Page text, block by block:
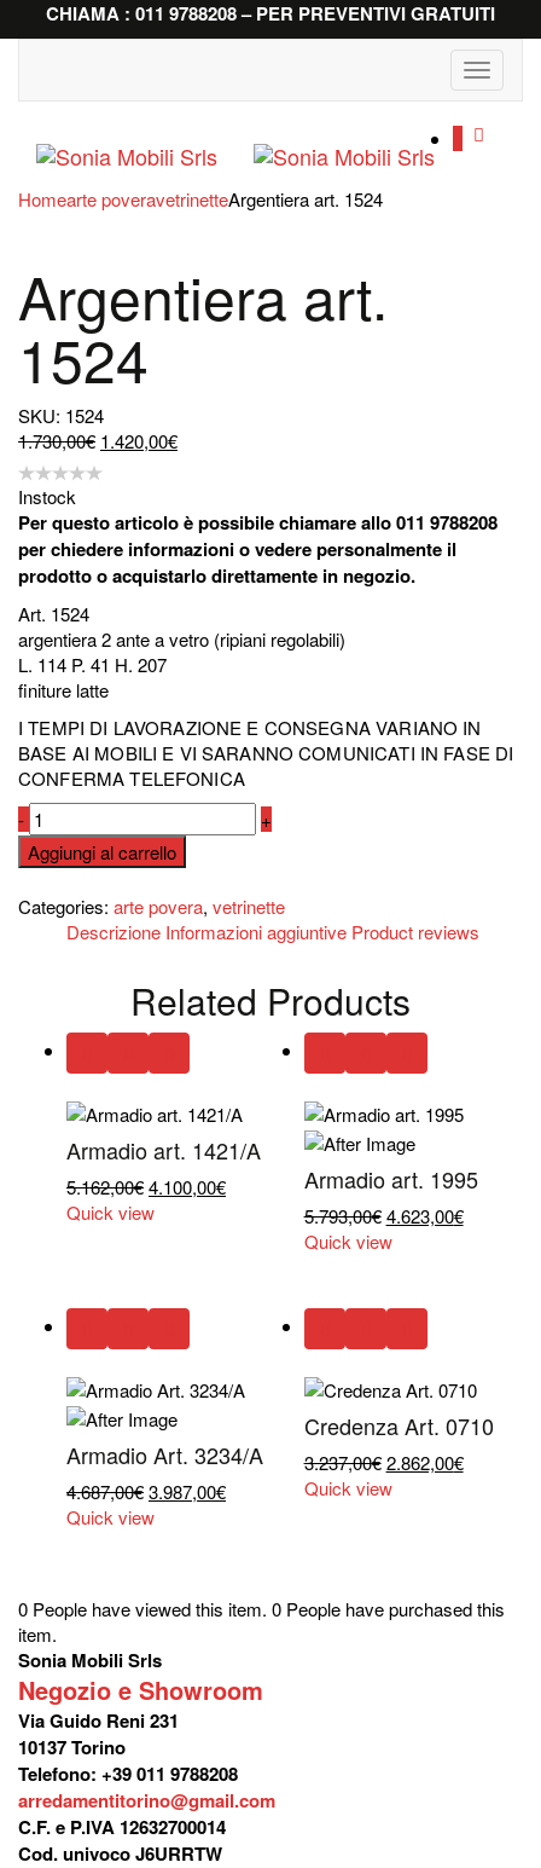
CHIAMA : 011 9788208 – PER PREVENTIVI GRATUITI
Toggle
Homearte poveravetrinetteArgentiera art. 1524
Argentiera art.
1524
SKU: 1524
1.730,00€ Il
prezzo
era:
1.730,00€.
1.420,00€Il
è:
1.420,00€.
Instock
Per questo articolo è possibile chiamare allo 011 9788208
per chiedere informazioni o vedere personalmente il
prodotto o acquistarlo direttamente in negozio.
Art. 1524
argentiera 2 ante a vetro (ripiani regolabili)
L. 114 P. 41 H. 207
finiture latte
I TEMPI DI LAVORAZIONE E CONSEGNA VARIANO IN
BASE AI MOBILI E VI SARANNO COMUNICATI IN FASE DI
CONFERMA TELEFONICA
-Argentiera
art.
1524
+
Aggiungi al carrello
Categories: arte povera, vetrinette
Descrizione Informazioni aggiuntive Product reviews
Related Products
Armadio art. 1421/A
5.162,00€Il
prezzo
4.100,00€Il
Quick view
Armadio art. 1995
5.793,00€ Il
prezzo
5.793,00€.
4.623,00€Il
Quick view
Armadio Art. 3234/A
4.687,00€Il
prezzo
3.987,00€Il
Quick view
Credenza Art. 0710
3.237,00€ Il
prezzo
2.862,00€Il
Quick view
0 People have viewed this item. 0 People have purchased this
item.
Sonia Mobili Srls
Negozio e Showroom
Via Guido Reni 231
10137 Torino
Telefono: +39 011 9788208
arredamentitorino@gmail.com
C.F. e P.IVA 12632700014
Cod. univoco J6URRTW